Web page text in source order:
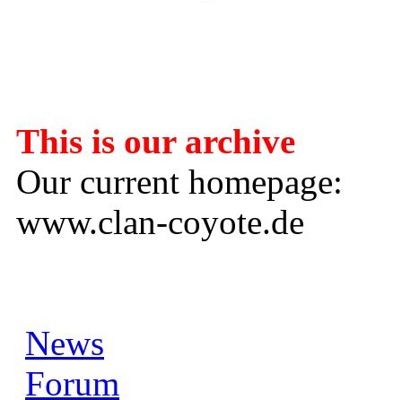
This is our archive
Our current homepage:
www.clan-coyote.de
News
Forum